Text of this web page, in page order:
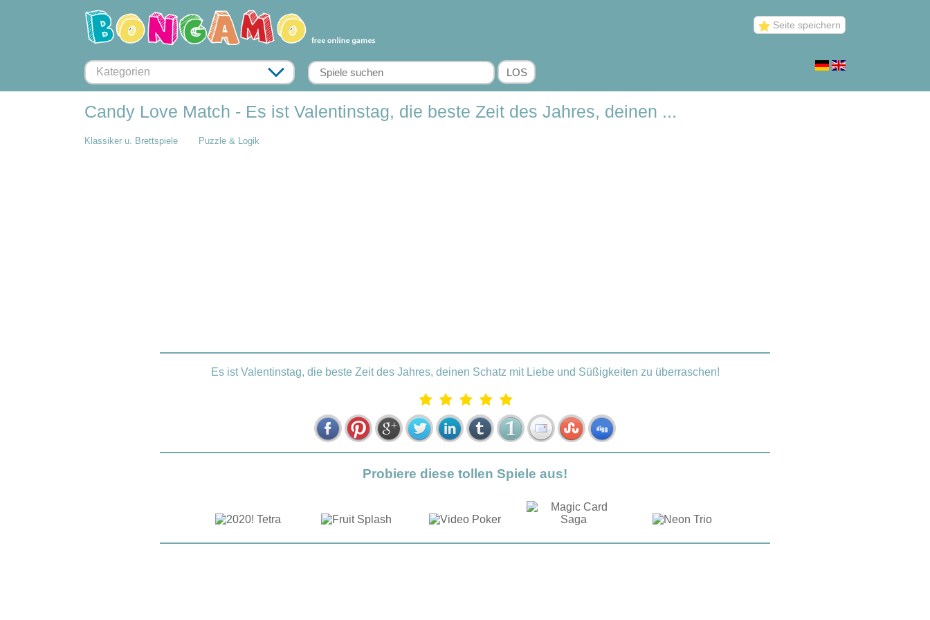
Seite speichern
Kategorien
Candy Love Match - Es ist Valentinstag, die beste Zeit des Jahres, deinen ...
Klassiker u. Brettspiele Puzzle & Logik
Es ist Valentinstag, die beste Zeit des Jahres, deinen Schatz mit Liebe und Süßigkeiten zu überraschen!
Probiere diese tollen Spiele aus!